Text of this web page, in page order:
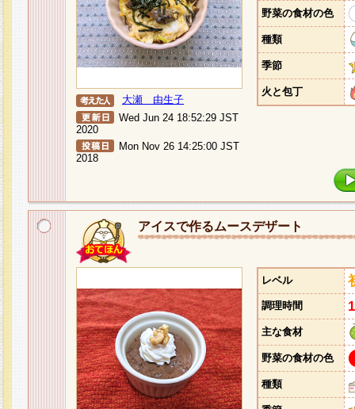
大瀬 由生子
Wed Jun 24 18:52:29 JST
2020
Mon Nov 26 14:25:00 JST
2018
野菜の食材の色
種類
季節
火と包丁
アイスで作るムースデザート
レベル
調理時間
主な食材
野菜の食材の色
種類